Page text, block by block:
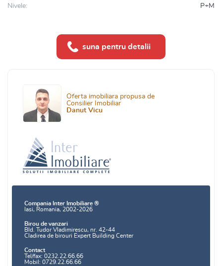
Nivele: P+M
suna pentru detalii
Oferta imobiliara propusa de
Consilier Imobiliar
Danut Vicu
Compania Inter Imobiliare ®
Iasi, Romania, 2002-2026
Birou de vanzari
Bld. Tudor Vladimirescu, nr. 42-44
Cladirea de birouri Expert Building Center
Contact
Tel/fax: 0232.22.66.66
Mobil: 0729.22.66.66